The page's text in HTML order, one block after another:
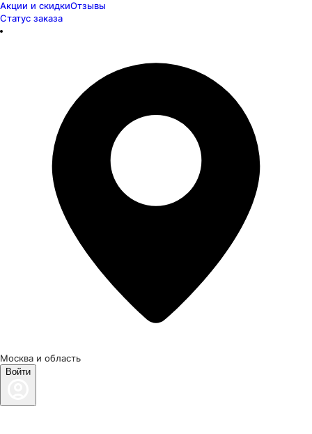
Акции и скидкиОтзывы
Статус заказа
Москва и область
Войти